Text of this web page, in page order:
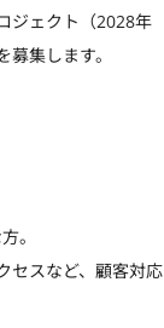
ジェクト（2028年
集します。
。
セスなど、顧客対応